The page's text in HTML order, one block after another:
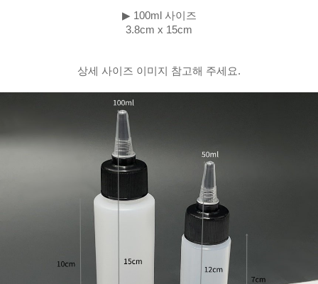
▶ 100ml 사이즈
3.8cm x 15cm
상세 사이즈 이미지 참고해 주세요.